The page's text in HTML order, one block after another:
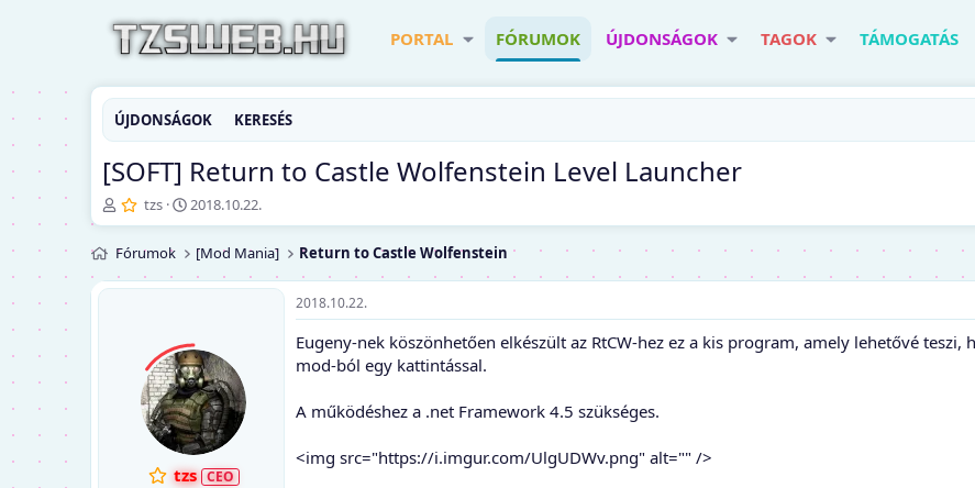
PORTAL FÓRUMOK ÚJDONSÁGOK TAGOK TÁMOGATÁS
ÚJDONSÁGOK KERESÉS
[SOFT] Return to Castle Wolfenstein Level Launcher
T
é
m
a
i
tzs
K
e
d
ő
t
u
m
2018.10.22.
Fórumok [Mod Mania] Return to Castle Wolfenstein
tzs
2018.10.22.
Eugeny-nek köszönhetően elkészült az RtCW-hez ez a kis program, amely lehetővé
mod-ból egy kattintással.
A működéshez a .net Framework 4.5 szükséges.
<img src="https://i.imgur.com/UlgUDWv.png" alt="" />